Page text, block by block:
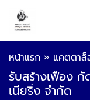
หน้าแรก » แคตตาล็
รับสร้างเฟือง
เนียริ่ง จำกัด